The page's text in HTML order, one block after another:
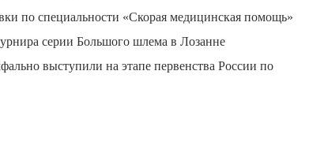
по специальности «Скорая медицинская помощь»
серии Большого шлема в Лозанне
выступили на этапе первенства России по